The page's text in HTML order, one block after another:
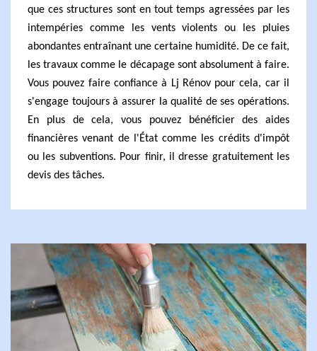
que ces structures sont en tout temps agressées par les
intempéries comme les vents violents ou les pluies
abondantes entraînant une certaine humidité. De ce fait,
les travaux comme le décapage sont absolument à faire.
Vous pouvez faire confiance à Lj Rénov pour cela, car il
s'engage toujours à assurer la qualité de ses opérations.
En plus de cela, vous pouvez bénéficier des aides
financières venant de l'État comme les crédits d'impôt
ou les subventions. Pour finir, il dresse gratuitement les
devis des tâches.